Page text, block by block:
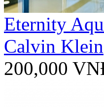
Eternity
Calvin Klein
200,000